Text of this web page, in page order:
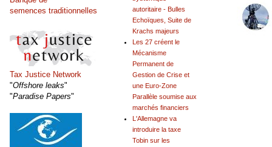
autoritaire - Bulles
Echoïques, Suite de
Krachs majeurs
Les 27 créent le
Mécanisme
Permanent de
Gestion de Crise et
une Euro-Zone
Parallèle soumise aux
marchés financiers
L'Allemagne va
introduire la taxe
Tobin sur les
semences traditionnelles
Tax Justice Network
"Offshore leaks"
"Paradise Papers"